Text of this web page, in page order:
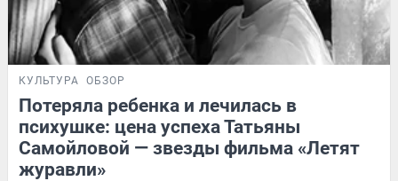
КУЛЬТУРА ОБЗОР
Потеряла ребенка и лечилась в
психушке: цена успеха Татьяны
Самойловой — звезды фильма «Летят
журавли»